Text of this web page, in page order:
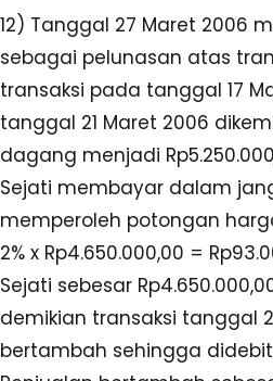
12) Tanggal 27 Maret 2006
sebagai pelunasan atas
transaksi pada tanggal 17
tanggal 21 Maret 2006
dagang menjadi
Sejati membayar dalam
memperoleh potongan
2% x Rp4.650.000,00 =
Sejati sebesar
demikian transaksi tanggal
bertambah sehingga didebit